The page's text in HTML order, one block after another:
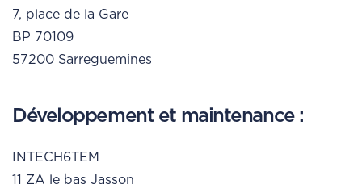
7, place de la Gare
BP 70109
57200 Sarreguemines
Développement et maintenance :
INTECH6TEM
11 ZA le bas Jasson